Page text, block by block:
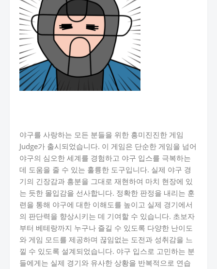
야구를 사랑하는 모든 분들을 위한 흥미진진한 게임
Judge가 출시되었습니다. 이 게임은 단순한 게임을 넘어
야구의 심오한 세계를 경험하고 야구 입스를 극복하는
데 도움을 줄 수 있는 훌륭한 도구입니다. 실제 야구 경
기의 긴장감과 흥분을 그대로 재현하여 마치 현장에 있
는 듯한 몰입감을 선사합니다. 정확한 판정을 내리는 훈
련을 통해 야구에 대한 이해도를 높이고 실제 경기에서
의 판단력을 향상시키는 데 기여할 수 있습니다. 초보자
부터 베테랑까지 누구나 즐길 수 있도록 다양한 난이도
와 게임 모드를 제공하며 끊임없는 도전과 성취감을 느
낄 수 있도록 설계되었습니다. 야구 입스로 고민하는 분
들에게는 실제 경기와 유사한 상황을 반복적으로 연습